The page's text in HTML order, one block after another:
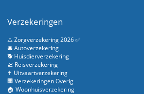
Verzekeringen
⚠️ Zorgverzekering 2026 ✅
🚘 Autoverzekering
🐕 Huisdierverzekering
🛫 Reisverzekering
✝️ Uitvaartverzekering
🏢 Verzekeringen Overig
🏠 Woonhuisverzekering